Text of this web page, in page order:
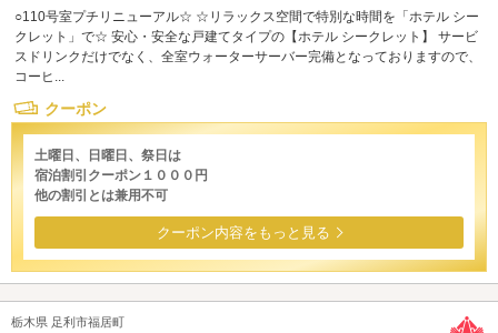
○110号室プチリニューアル☆ ☆リラックス空間で特別な時間を「ホテル シー
クレット」で☆ 安心・安全な戸建てタイプの【ホテル シークレット】 サービ
スドリンクだけでなく、全室ウォーターサーバー完備となっておりますので、
コーヒ...
クーポン
土曜日、日曜日、祭日は
宿泊割引クーポン１０００円
他の割引とは兼用不可
クーポン内容をもっと見る
栃木県 足利市福居町